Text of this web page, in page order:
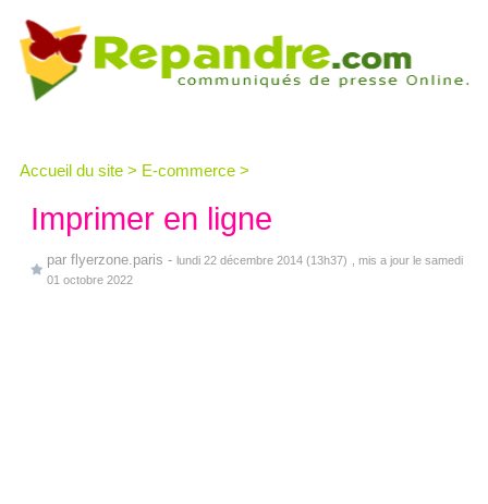
Accueil du site > E-commerce >
Imprimer en ligne
par flyerzone.paris - lundi 22 décembre 2014 (13h37)
, mis a jour le samedi
01 octobre 2022